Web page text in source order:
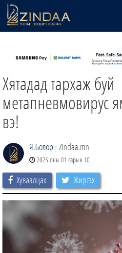
ТВ8
ӨГЛӨӨНИЙ СОНИН
АУДИО ЗОХИОЛ
ЗИНДАА СЭТГҮҮЛ
Хятадад тархаж буй
метапневмовирус
вэ!
Я.Болор | Zindaa.mn
2025 оны 01 сарын 10
Хуваалцах Жиргэх